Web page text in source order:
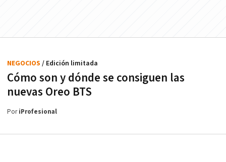
Cómo son y dónde se consiguen las
nuevas Oreo BTS
NEGOCIOS / Edición limitada
PoriProfesional